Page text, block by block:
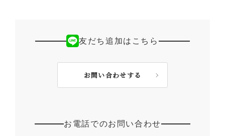
友だち追加はこちら
お問い合わせする
お電話でのお問い合わせ